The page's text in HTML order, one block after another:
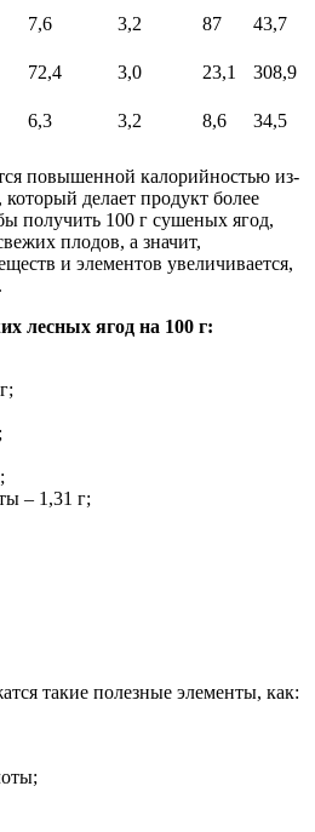
7,6 3,2 87
43,7
72,4 3,0 23,1
308,9
6,3 3,2 8,6 34,5
повышенной калорийностью из-
который делает продукт более
получить 100 г сушеных ягод,
плодов, а значит,
и элементов увеличивается,
лесных ягод на 100 г:
– 1,31 г;
такие полезные элементы, как: